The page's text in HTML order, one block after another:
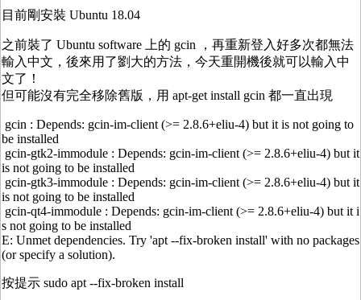
目前剛安裝 Ubuntu 18.04
之前裝了 Ubuntu software 上的 gcin ，再重新登入好多次都無法
輸入中文，後來用了劉大的方法，今天重開機後就可以輸入中
文了！
但可能沒有完全移除舊版，用 apt-get install gcin 都一直出現
gcin : Depends: gcin-im-client (>= 2.8.6+eliu-4) but it is not going to
be installed
gcin-gtk2-immodule : Depends: gcin-im-client (>= 2.8.6+eliu-4) but it
is not going to be installed
gcin-gtk3-immodule : Depends: gcin-im-client (>= 2.8.6+eliu-4) but it
is not going to be installed
gcin-qt4-immodule : Depends: gcin-im-client (>= 2.8.6+eliu-4) but it i
s not going to be installed
E: Unmet dependencies. Try 'apt --fix-broken install' with no packages
(or specify a solution).
按提示 sudo apt --fix-broken install